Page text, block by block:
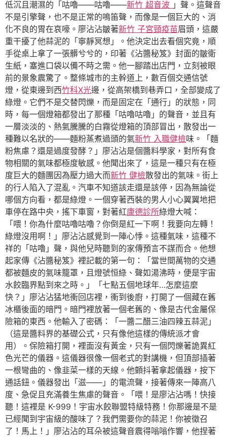
低沉且潮濕的「咕嚕——咕嚕——新竹 超音波 」聲。這聲音
不是引擎聲，也不是正常的鳴笛聲，而像是一個巨大的、消
化不良的胃在哀嚎。廖沾沾皺著新竹 子宮頸疫苗眉頭，這嚴
重干擾了他蒜泥的「寧靜冥想」。他決定出去看個究竟，順
手從桌上拿了一張髒兮兮的，印著《沾醬秘笈》封面的皺衛
生紙，塞進口袋以備不時之需。他一腳踏出店門，立刻被眼
前的景象震驚了。整條城市的主幹道上，數百個交通信號
燈，從東邊到西竹科X光邊，從高架橋到巷弄口，全部變成了
綠燈。它們不是交替閃爍，而是固定在「通行」的狀態，同
時，每一個燈箱都發出了那種「咕嚕咕嚕」的聲音，並且有
一層淡淡的、熱氣騰騰的白霧從燈箱的頂部冒出，散發出一
種難以名狀的——麵粉蒸煮過頭的氣新竹 入職健檢味。「麵
粉焦慮？還是過度發酵？」廖沾沾是個醬料學家，對所有食
物相關的氣味都極度敏感。他聞出來了，這是一種只有在極
度巨大的麵團因為壓力過大而新竹 健檢散發出的氣味。街上
的行人陷入了混亂。汽車不知道該走還是該停，因為無論從
哪個方向看，都是綠燈。一個穿著西裝的男人小心翼翼地把
車停在路中央，搖下車窗，對著紅康德診所綠燈大喊：
「喂！你為什麼咕嚕咕嚕？你倒是紅一下啊！我要向左轉！
綠燈沒用啊！」廖沾沾感覺到一陣心悸。這種氣味，這種不
祥的「咕嚕」聲，與他兒時聽到的家傳預言不謀而合。他想
起家傳《沾醬秘笈》裡記載的第一句：「當世間萬物的交通
都被麵皮的氣味籠罩，且燈號恒綠、聲如湯沸時，便是宇宙
水餃臨界點到來之時。」「七點五個地球年…怎麼這麼
快？」廖沾沾猛地衝回店裡，衝到後廚，打開了一個藏在舊
冰櫃後面的暗門。暗門裡放著一個老舊的、像是古代金屬保
險箱的東西。他輸入了密碼：「一醬二醋三油四辣五蒜泥」
（這是醬料界的基礎公式，只有像他這樣的傳統派才會
用）。保險箱打開，裡面沒有黃金，只有一個閃爍著詭異紅
色光芒的儀器。這儀器很像一個老式的對講機，但頂部插著
一根彎曲的、像韭菜一樣的天線。他顫抖著拿起儀器，按下
通話鈕。儀器發出「滋——」的電流聲，接著傳來一陣高八
度、急促且充滿養生焦慮的聲音。「喂！是廖沾沾嗎！快接
聽！這裡是 K-999！宇宙水餃聯盟特級特務！你那邊是不是
已經聞到宇宙級的酸味了？我們需要你的蒜泥！你被徵召
了！馬上！」廖沾沾的耳朵被這聲音震得嗡嗡作響，他捏著